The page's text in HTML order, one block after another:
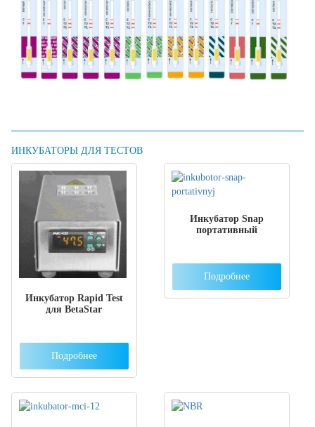
ИНКУБАТОРЫ ДЛЯ ТЕСТОВ
Инкубатор Rapid Test
для BetaStar
Подробнее
Инкубатор Snap
портативный
Подробнее